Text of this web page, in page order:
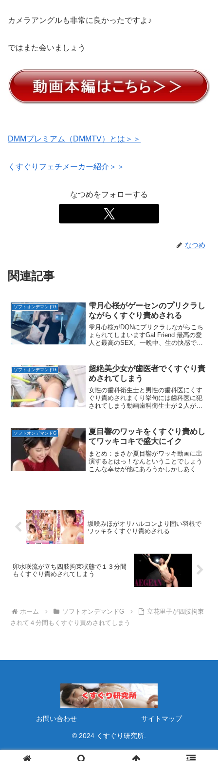
カメラアングルも非常に良かったですよ♪
ではまた会いましょう
DMMプレミアム（DMMTV）とは＞＞
くすぐりフェチメーカー紹介＞＞
なつめをフォローする
なつめ
関連記事
ソフトオンデマンドG
雫月心桜がゲーセンのプリクラし
ながらくすぐり責めされる
雫月心桜がDQNにプリクラしながらこち
ょられてしまいますGal Friend 最高の愛
人と最高のSEX。一晩中、生の快感でキ
ソフトオンデマンドG
超絶美少女が歯医者でくすぐり責
めされてしまう
女性の歯科衛生士と男性の歯科医にくす
ぐり責めされまくり挙句には歯科医に犯
されてしまう動画歯科衛生士が２人がか
ソフトオンデマンドG
夏目響のワッキをくすぐり責めし
てワッキコキで盛大にイク
まとめ：まさか夏目響がワッキ動画に出
演するとはっ！なんということでしょう
こんな幸せが他にあろうかしかしあくま
坂咲みほがオリハルコンより固い羽根で
ワッキをくすぐり責めされる
卯水咲流が立ち四肢拘束状態で１３分間
もくすぐり責めされてしまう
ホーム ソフトオンデマンドG
立花里子が四肢拘束
されて４分間もくすぐり責めされてしまう
お問い合わせ サイトマップ
© 2024 くすぐり研究所.